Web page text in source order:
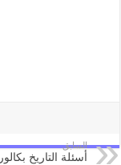
السابق